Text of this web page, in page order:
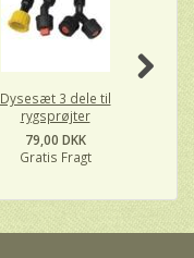
Dysesæt 3 dele til
rygsprøjter
79,00 DKK
Gratis Fragt